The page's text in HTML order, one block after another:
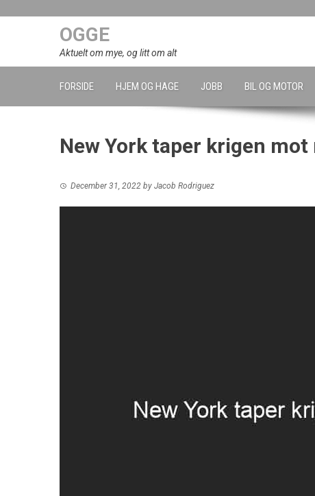
OGGE
Aktuelt om mye, og litt om alt
FORSIDE HJEM OG HAGE JOBB BIL OG MOTOR
New York taper krigen
December 31, 2022 by Jacob Rodriguez